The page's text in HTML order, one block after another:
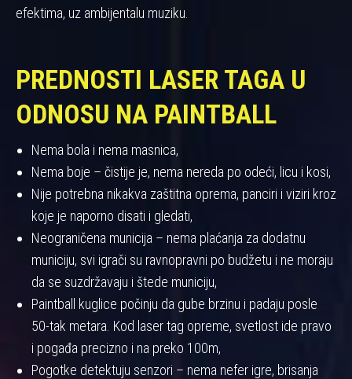
efektima, uz ambijentalu muziku.
PREDNOSTI LASER TAGA U
ODNOSU NA PAINTBALL
Nema bola i nema masnica,
Nema boje – čistije je, nema nereda po odeći, licu i kosi,
Nije potrebna nikakva zaštitna oprema, panciri i viziri kroz
koje je naporno disati i gledati,
Neograničena municija – nema plaćanja za dodatnu
municiju, svi igrači su ravnopravni po budžetu i ne moraju
da se suzdržavaju i štede municiju,
Paintball kuglice počinju da gube brzinu i padaju posle
50-tak metara. Kod laser tag opreme, svetlost ide pravo
i pogađa precizno i na preko 100m,
Pogotke detektuju senzori – nema nefer igre, brisanja